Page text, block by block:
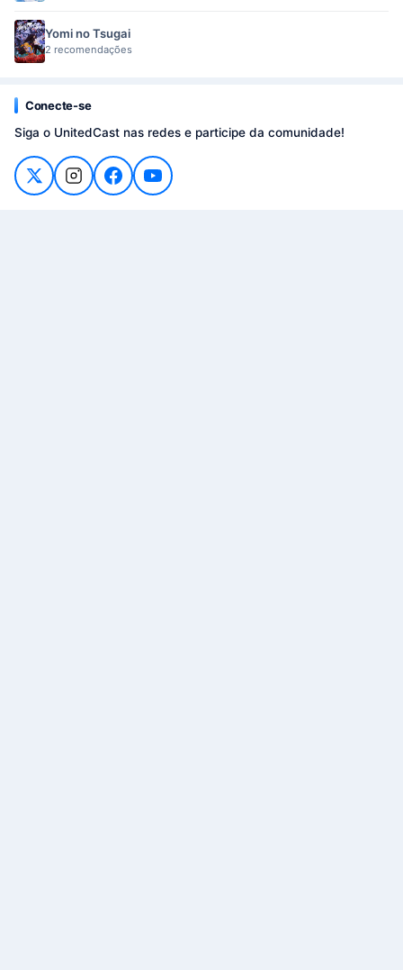
Yomi no Tsugai
2 recomendações
Conecte-se
Siga o UnitedCast nas redes e participe da comunidade!